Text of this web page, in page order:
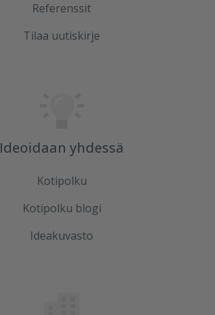
Referenssit
Tilaa uutiskirje
Ideoidaan yhdessä
Kotipolku
Kotipolku blogi
Ideakuvasto